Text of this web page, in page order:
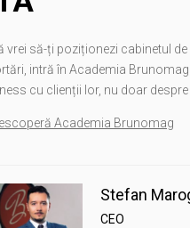
vrei să-ți poziționezi cabinetul
intră în Academia
cu clienții lor, nu doar despre
Academia Brunomag
Stefan
CEO